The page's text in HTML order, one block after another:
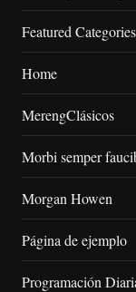
Featured Categories
Home
MerengClásicos
Morbi semper
Morgan Howen
Página de ejemplo
Programación